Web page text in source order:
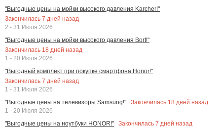
"Выгодные цены на мойки высокого давления Karcher!"
Закончилась 7 дней назад
2 - 31 Июля 2026
"Выгодные цены на мойки высокого давления Bort!"
Закончилась 18 дней назад
1 - 20 Июля 2026
"Выгодный комплект при покупке смартфона Honor!"
Закончилась 7 дней назад
1 - 31 Июля 2026
"Выгодные цены на телевизоры Samsung!"
Закончилась 18 дней назад
1 - 20 Июля 2026
"Выгодные цены на ноутбуки HONOR!"
Закончилась 7 дней назад